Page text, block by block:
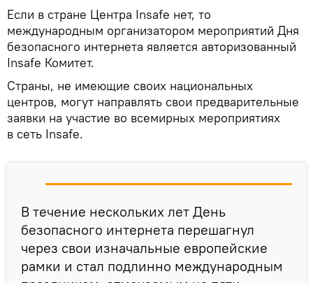
Если в стране Центра Insafe нет, то
международным организатором мероприятий Дня
безопасного интернета является авторизованный
Insafe Комитет.
Страны, не имеющие своих национальных
центров, могут направлять свои предварительные
заявки на участие во всемирных мероприятиях
в сеть Insafe.
В течение нескольких лет День
безопасного интернета перешагнул
через свои изначальные европейские
рамки и стал подлинно международным